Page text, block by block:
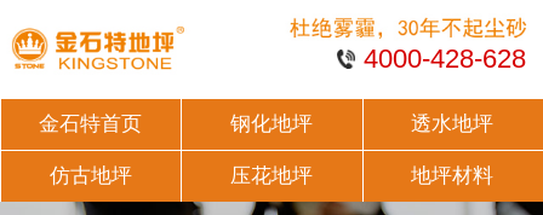
4000-428-628
金石特首页 钢化地坪 透水地坪
仿古地坪 压花地坪 地坪材料